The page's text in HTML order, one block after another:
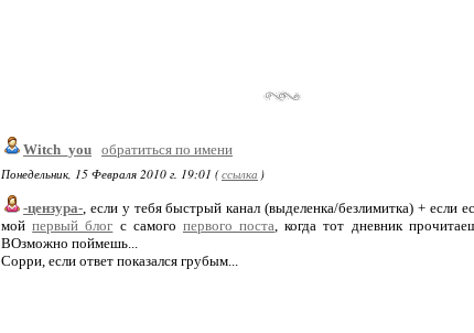
Witch_you обратиться по имени
Понедельник, 15 Февраля 2010 г. 19:01 (ссылка )
-цензура-, если у тебя быстрый канал (выделенка/безлимитка) + если
мойпервый блог с самого первого поста, когда тот дневник
ВОзможно поймешь...
Сорри, если ответ показался грубым...